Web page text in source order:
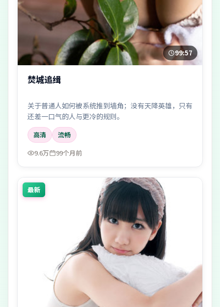
99:57
焚城追缉
关于普通人如何被系统推到墙角；没有天降英雄，只有
还差一口气的人与更冷的规则。
高清
流畅
9.6万
99个月前
最新